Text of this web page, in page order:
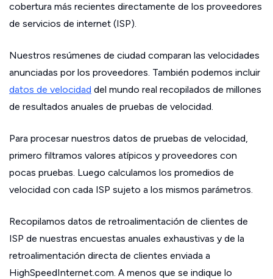
cobertura más recientes directamente de los proveedores
de servicios de internet (ISP).
Nuestros resúmenes de ciudad comparan las velocidades
anunciadas por los proveedores. También podemos incluir
datos de velocidad del mundo real recopilados de millones
de resultados anuales de pruebas de velocidad.
Para procesar nuestros datos de pruebas de velocidad,
primero filtramos valores atípicos y proveedores con
pocas pruebas. Luego calculamos los promedios de
velocidad con cada ISP sujeto a los mismos parámetros.
Recopilamos datos de retroalimentación de clientes de
ISP de nuestras encuestas anuales exhaustivas y de la
retroalimentación directa de clientes enviada a
HighSpeedInternet.com. A menos que se indique lo